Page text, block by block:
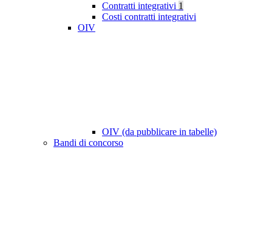
Contratti integrativi 1
Costi contratti integrativi
OIV
OIV (da pubblicare in tabelle)
Bandi di concorso